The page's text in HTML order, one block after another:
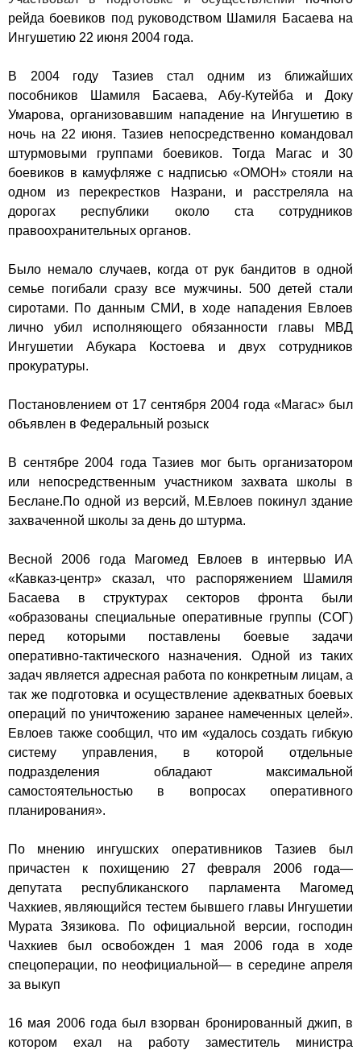
рейда боевиков под руководством Шамиля Басаева на
Ингушетию 22 июня 2004 года.
В 2004 году Тазиев стал одним из ближайших
пособников Шамиля Басаева,Абу-Кутейба иДоку
Умарова, организовавшим нападение на Ингушетию в
ночь на 22 июня. Тазиев непосредственно командовал
штурмовыми группами боевиков. Тогда Магас и 30
боевиков в камуфляже с надписью «ОМОН» стояли на
одном из перекрестков Назрани, и расстреляла на
дорогах республики около ста сотрудников
правоохранительных органов.
Было немало случаев, когда от рук бандитов в одной
семье погибали сразу все мужчины. 500 детей стали
сиротами. По данным СМИ, в ходе нападения Евлоев
лично убил исполняющего обязанности главы МВД
Ингушетии Абукара Костоева и двух сотрудников
прокуратуры.
Постановлением от 17 сентября 2004 года «Магас» был
объявлен в Федеральный розыск
В сентябре 2004 года Тазиев мог быть организатором
или непосредственным участником захвата школы в
Беслане.По одной из версий, М.Евлоев покинул здание
захваченной школы за день до штурма.
Весной 2006 года Магомед Евлоев в интервью ИА
«Кавказ-центр» сказал, что распоряжением Шамиля
Басаева в структурах секторов фронта были
«образованы специальные оперативные группы (СОГ)
перед которыми поставлены боевые задачи
оперативно-тактического назначения. Одной из таких
задач является адресная работа по конкретным лицам, а
так же подготовка и осуществление адекватных боевых
операций по уничтожению заранее намеченных целей».
Евлоев также сообщил, что им «удалось создать гибкую
систему управления, в которой отдельные
подразделения обладают максимальной
самостоятельностью в вопросах оперативного
планирования».
По мнению ингушских оперативников Тазиев был
причастен к похищению 27 февраля 2006 года—
депутата республиканского парламента Магомед
Чахкиев, являющийся тестем бывшего главы Ингушетии
Мурата Зязикова. По официальной версии, господин
Чахкиев был освобожден 1 мая 2006 года в ходе
спецоперации, по неофициальной— в середине апреля
за выкуп
16 мая 2006 года был взорван бронированный джип, в
котором ехал на работу заместитель министра